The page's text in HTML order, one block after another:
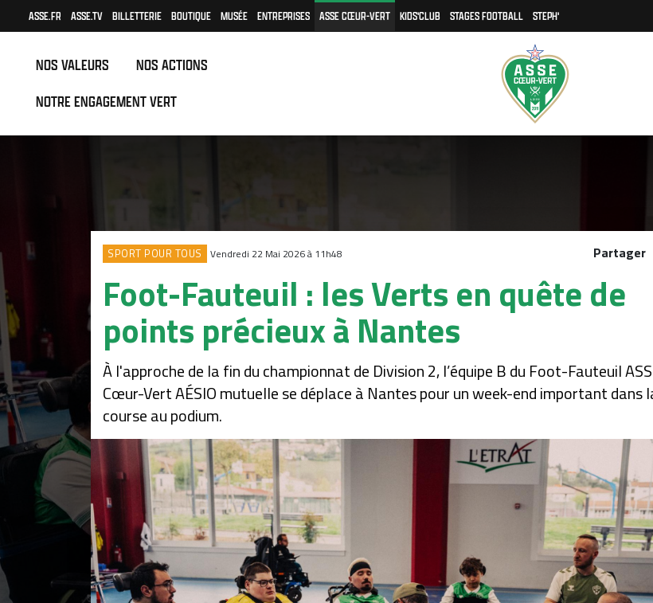
ASSE.FR ASSE.TV BILLETTERIE BOUTIQUE MUSÉE ENTREPRISES ASSE CŒUR-VERT KIDS'CLUB STAGES FOOTBALL STEPH'
NOS VALEURS
NOS ACTIONS
NOTRE ENGAGEMENT VERT
SPORT POUR TOUS Vendredi 22 Mai 2026 à 11h48 Partager
Foot-Fauteuil : les Verts en quête de
points précieux à Nantes
À l'approche de la fin du championnat de Division 2, l’équipe B du Foot-Fauteuil
Cœur-Vert AÉSIO mutuelle se déplace à Nantes pour un week-end important dans
course au podium.